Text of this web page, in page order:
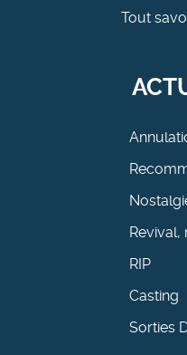
Tout
Revival,
RIP
Casting
Sorties